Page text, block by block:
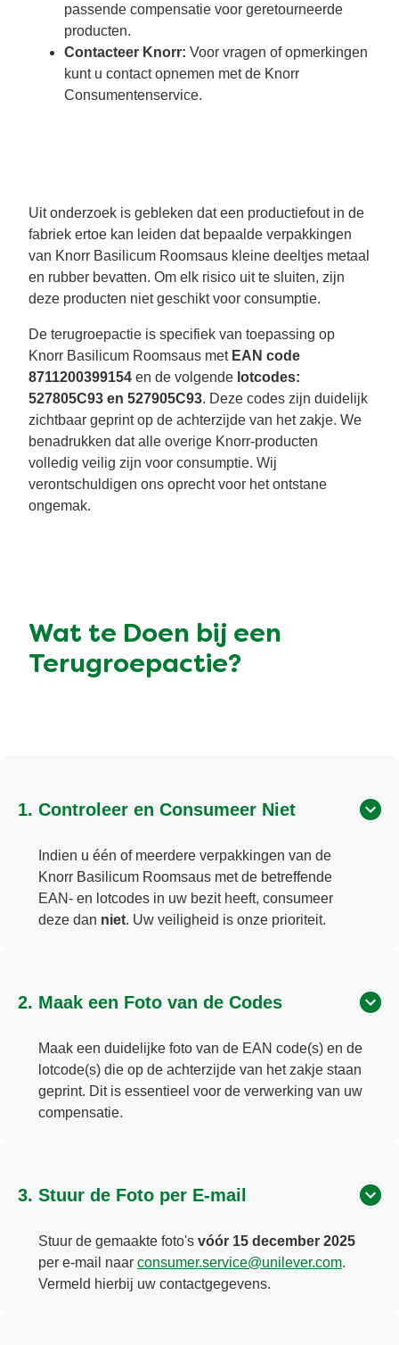
passende compensatie voor geretourneerde
producten.
Contacteer Knorr: Voor vragen of opmerkingen
kunt u contact opnemen met de Knorr
Consumentenservice.
Uit onderzoek is gebleken dat een productiefout in de
fabriek ertoe kan leiden dat bepaalde verpakkingen
van Knorr Basilicum Roomsaus kleine deeltjes metaal
en rubber bevatten. Om elk risico uit te sluiten, zijn
deze producten niet geschikt voor consumptie.
De terugroepactie is specifiek van toepassing op
Knorr Basilicum Roomsaus met EAN code
8711200399154 en de volgende lotcodes:
527805C93 en 527905C93. Deze codes zijn duidelijk
zichtbaar geprint op de achterzijde van het zakje. We
benadrukken dat alle overige Knorr-producten
volledig veilig zijn voor consumptie. Wij
verontschuldigen ons oprecht voor het ontstane
ongemak.
Wat te Doen bij een
Terugroepactie?
1. Controleer en Consumeer Niet
Indien u één of meerdere verpakkingen van de
Knorr Basilicum Roomsaus met de betreffende
EAN- en lotcodes in uw bezit heeft, consumeer
deze dan niet. Uw veiligheid is onze prioriteit.
2. Maak een Foto van de Codes
Maak een duidelijke foto van de EAN code(s) en de
lotcode(s) die op de achterzijde van het zakje staan
geprint. Dit is essentieel voor de verwerking van uw
compensatie.
3. Stuur de Foto per E-mail
Stuur de gemaakte foto's vóór 15 december 2025
per e-mail naar consumer.service@unilever.com.
Vermeld hierbij uw contactgegevens.